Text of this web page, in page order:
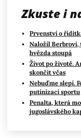
Zkuste i
Prvenství o
Naložil Berbrovi,
hvězda stoupá
Život po životě.
skončit včas
Nebuďme slepí.
putinizaci sportu
Penalta, která
jugoslávského